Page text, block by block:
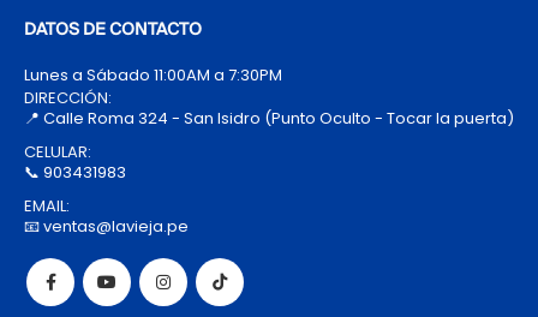
DATOS DE CONTACTO
Lunes a Sábado 11:00AM a 7:30PM
DIRECCIÓN:
📍 Calle Roma 324 - San Isidro (Punto Oculto - Tocar la puerta)
CELULAR:
📞 903431983
EMAIL:
📧 ventas@lavieja.pe